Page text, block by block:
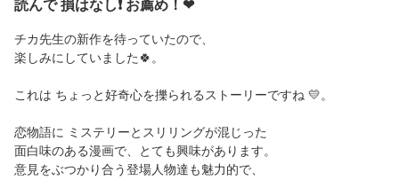
読んで 損はなし❗ お薦め！❤
チカ先生の新作を待っていたので、
楽しみにしていました🍀。
これは ちょっと好奇心を擽られるストーリーですね 💛。
恋物語に ミステリーとスリリングが混じった
面白味のある漫画で、とても興味があります。
意見をぶつかり合う登場人物達も魅力的で、